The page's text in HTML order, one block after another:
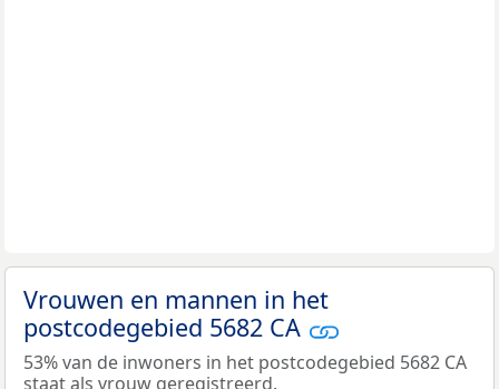
Vrouwen en mannen in het
postcodegebied 5682 CA
53% van de inwoners in het postcodegebied 5682 CA
staat als vrouw geregistreerd.